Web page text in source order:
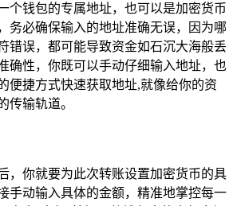
个钱包的专属地址，也可以是加密货币
务必确保输入的地址准确无误，因为哪
错误，都可能导致资金如石沉大海般丢
确性，你既可以手动仔细输入地址，也
便捷方式快速获取地址,就像给你的资
传输轨道。
，你就要为此次转账设置加密货币的具
手动输入具体的金额，精准地掌控每一